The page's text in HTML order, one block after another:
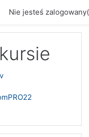
Nie jesteś